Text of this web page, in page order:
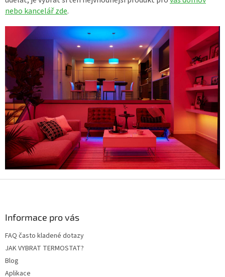
nebo kancelář zde.
Informace pro vás
FAQ často kladené dotazy
JAK VYBRAT TERMOSTAT?
Blog
Aplikace